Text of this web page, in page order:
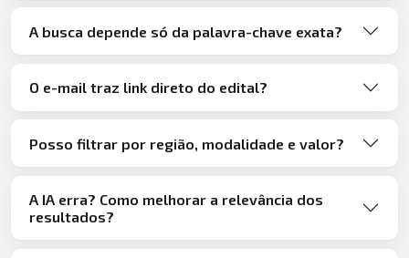
A busca depende só da palavra-chave exata?
O e-mail traz link direto do edital?
Posso filtrar por região, modalidade e valor?
A IA erra? Como melhorar a relevância dos
resultados?